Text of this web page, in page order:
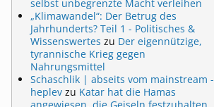
selbst unbegrenzte Macht verleihen
„Klimawandel“: Der Betrug des
Jahrhunderts? Teil 1 - Politisches &
Wissenswertes zu Der eigennützige,
tyrannische Krieg gegen
Nahrungsmittel
Schaschlik | abseits vom mainstream -
heplev zu Katar hat die Hamas